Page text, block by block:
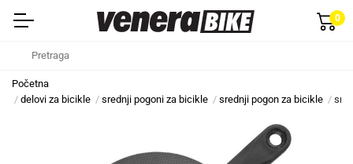
0
Početna
delovi za bicikle
srednji pogoni za bicikle srednji pogon za bicikle